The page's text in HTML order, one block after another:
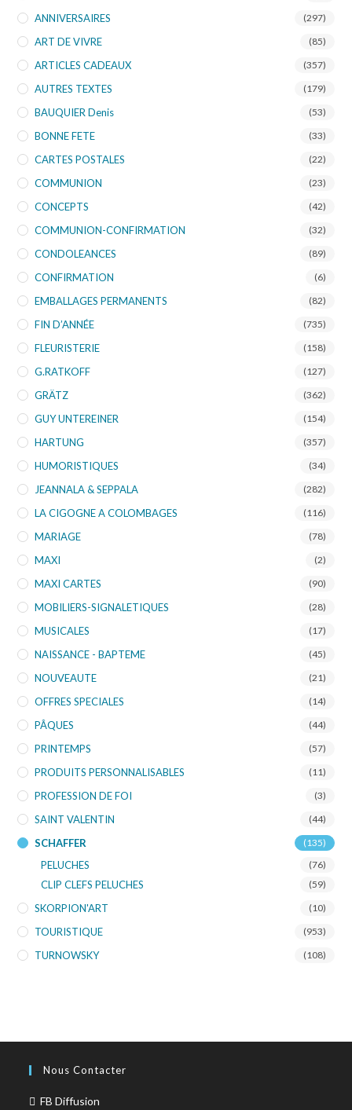
ANNIVERSAIRES (297)
ART DE VIVRE (85)
ARTICLES CADEAUX (357)
AUTRES TEXTES (179)
BAUQUIER Denis (53)
BONNE FETE (33)
CARTES POSTALES (22)
COMMUNION (23)
CONCEPTS (42)
COMMUNION-CONFIRMATION (32)
CONDOLEANCES (89)
CONFIRMATION (6)
EMBALLAGES PERMANENTS (82)
FIN D’ANNÉE (735)
FLEURISTERIE (158)
G.RATKOFF (127)
GRÄTZ (362)
GUY UNTEREINER (154)
HARTUNG (357)
HUMORISTIQUES (34)
JEANNALA & SEPPALA (282)
LA CIGOGNE A COLOMBAGES (116)
MARIAGE (78)
MAXI (2)
MAXI CARTES (90)
MOBILIERS-SIGNALETIQUES (28)
MUSICALES (17)
NAISSANCE - BAPTEME (45)
NOUVEAUTE (21)
OFFRES SPECIALES (14)
PÂQUES (44)
PRINTEMPS (57)
PRODUITS PERSONNALISABLES (11)
PROFESSION DE FOI (3)
SAINT VALENTIN (44)
SCHAFFER (135)
PELUCHES (76)
CLIP CLEFS PELUCHES (59)
SKORPION'ART (10)
TOURISTIQUE (953)
TURNOWSKY (108)
Nous Contacter
FB Diffusion